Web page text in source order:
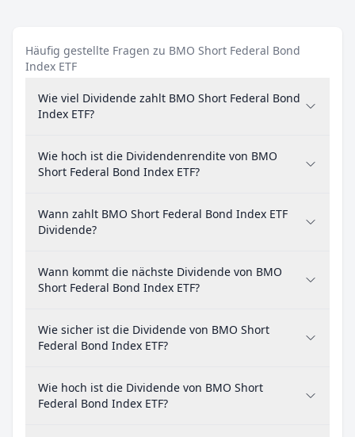
Häufig gestellte Fragen zu BMO Short Federal Bond
Index ETF
Wie viel Dividende zahlt BMO Short Federal Bond
Index ETF?
Wie hoch ist die Dividendenrendite von BMO
Short Federal Bond Index ETF?
Wann zahlt BMO Short Federal Bond Index ETF
Dividende?
Wann kommt die nächste Dividende von BMO
Short Federal Bond Index ETF?
Wie sicher ist die Dividende von BMO Short
Federal Bond Index ETF?
Wie hoch ist die Dividende von BMO Short
Federal Bond Index ETF?